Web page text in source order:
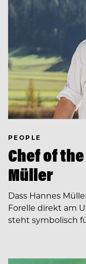
PEOPLE
Chef of
Müller
Dass Hannes
Forelle direkt am
steht symbolisch